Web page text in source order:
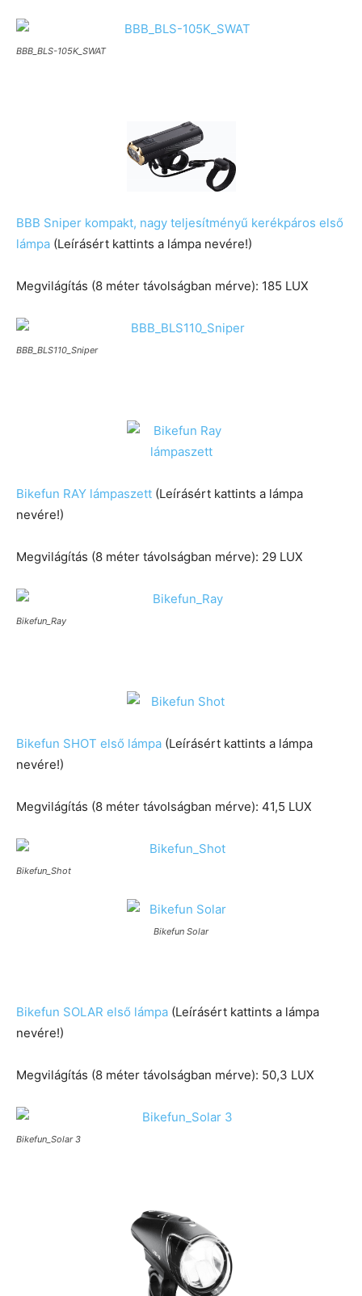
BBB_BLS-105K_SWAT
BBB Sniper kompakt, nagy teljesítményű kerékpáros első
lámpa (Leírásért kattints a lámpa nevére!)
Megvilágítás (8 méter távolságban mérve): 185 LUX
BBB_BLS110_Sniper
Bikefun RAY lámpaszett (Leírásért kattints a lámpa
nevére!)
Megvilágítás (8 méter távolságban mérve): 29 LUX
Bikefun_Ray
Bikefun SHOT első lámpa (Leírásért kattints a lámpa
nevére!)
Megvilágítás (8 méter távolságban mérve): 41,5 LUX
Bikefun_Shot
Bikefun Solar
Bikefun SOLAR első lámpa (Leírásért kattints a lámpa
nevére!)
Megvilágítás (8 méter távolságban mérve): 50,3 LUX
Bikefun_Solar 3